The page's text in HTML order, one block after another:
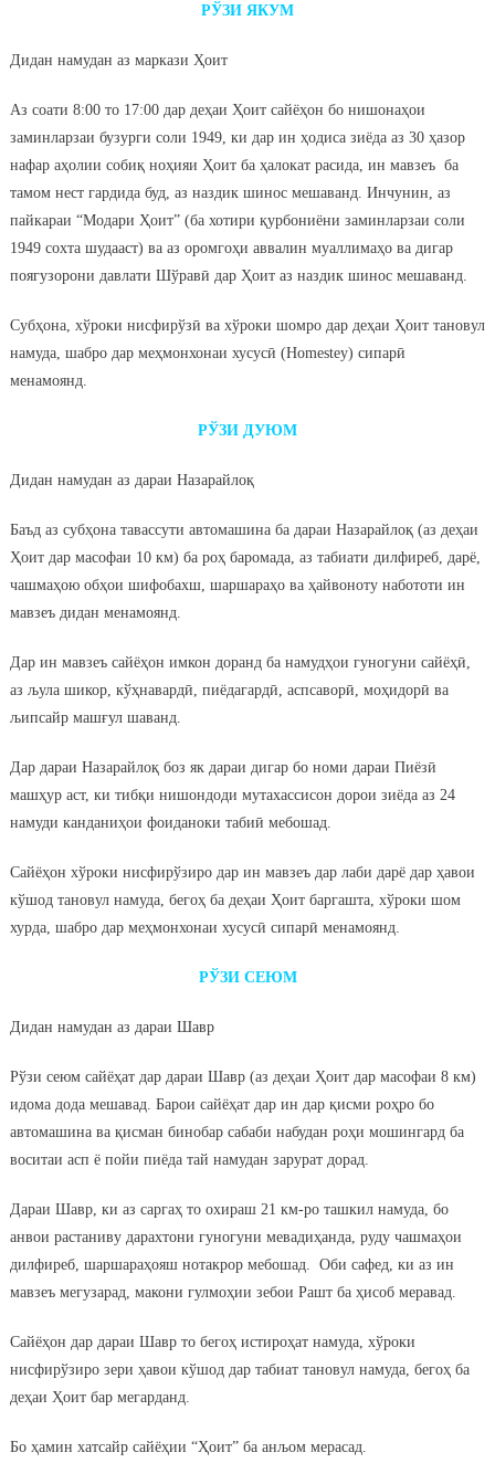
РЎЗИ ЯКУМ
Дидан намудан аз маркази Ҳоит
Аз соати 8:00 то 17:00 дар деҳаи Ҳоит сайёҳон бо нишонаҳои
заминларзаи бузурги соли 1949, ки дар ин ҳодиса зиёда аз 30 ҳазор
нафар аҳолии собиқ ноҳияи Ҳоит ба ҳалокат расида, ин мавзеъ ба
тамом нест гардида буд, аз наздик шинос мешаванд. Инчунин, аз
пайкараи “Модари Ҳоит” (ба хотири қурбониёни заминларзаи соли
1949 сохта шудааст) ва аз оромгоҳи аввалин муаллимаҳо ва дигар
поягузорони давлати Шўравӣ дар Ҳоит аз наздик шинос мешаванд.
Субҳона, хўроки нисфирўзӣ ва хўроки шомро дар деҳаи Ҳоит тановул
намуда, шабро дар меҳмонхонаи хусусӣ (Homestey) сипарӣ
менамоянд.
РЎЗИ ДУЮМ
Дидан намудан аз дараи Назарайлоқ
Баъд аз субҳона тавассути автомашина ба дараи Назарайлоқ (аз деҳаи
Ҳоит дар масофаи 10 км) ба роҳ баромада, аз табиати дилфиреб, дарё,
чашмаҳою обҳои шифобахш, шаршараҳо ва ҳайвоноту набототи ин
мавзеъ дидан менамоянд.
Дар ин мавзеъ сайёҳон имкон доранд ба намудҳои гуногуни сайёҳӣ,
аз љула шикор, кўҳнавардӣ, пиёдагардӣ, аспсаворӣ, моҳидорӣ ва
љипсайр машғул шаванд.
Дар дараи Назарайлоқ боз як дараи дигар бо номи дараи Пиёзӣ
машҳур аст, ки тибқи нишондоди мутахассисон дорои зиёда аз 24
намуди канданиҳои фоиданоки табиӣ мебошад.
Сайёҳон хўроки нисфирўзиро дар ин мавзеъ дар лаби дарё дар ҳавои
кўшод тановул намуда, бегоҳ ба деҳаи Ҳоит баргашта, хўроки шом
хурда, шабро дар меҳмонхонаи хусусӣ сипарӣ менамоянд.
РЎЗИ СЕЮМ
Дидан намудан аз дараи Шавр
Рўзи сеюм сайёҳат дар дараи Шавр (аз деҳаи Ҳоит дар масофаи 8 км)
идома дода мешавад. Барои сайёҳат дар ин дар қисми роҳро бо
автомашина ва қисман бинобар сабаби набудан роҳи мошингард ба
воситаи асп ё пойи пиёда тай намудан зарурат дорад.
Дараи Шавр, ки аз саргаҳ то охираш 21 км-ро ташкил намуда, бо
анвои растаниву дарахтони гуногуни мевадиҳанда, руду чашмаҳои
дилфиреб, шаршараҳояш нотакрор мебошад. Оби сафед, ки аз ин
мавзеъ мегузарад, макони гулмоҳии зебои Рашт ба ҳисоб меравад.
Сайёҳон дар дараи Шавр то бегоҳ истироҳат намуда, хўроки
нисфирўзиро зери ҳавои кўшод дар табиат тановул намуда, бегоҳ ба
деҳаи Ҳоит бар мегарданд.
Бо ҳамин хатсайр сайёҳии “Ҳоит” ба анљом мерасад.